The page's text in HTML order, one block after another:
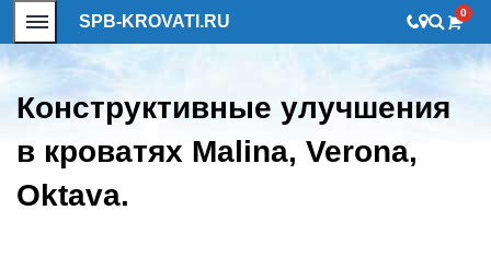
SPB-KROVATI.RU 0
Конструктивные улучшения
в кроватях Malina, Verona,
Oktava.